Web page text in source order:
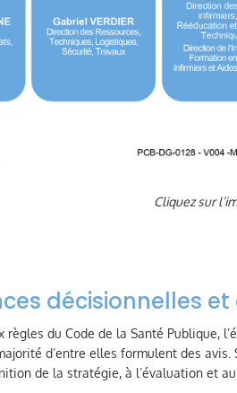
Cliquez sur
décisionnelles
règles du Code de la Santé Publique,
d’entre elles formulent des
de la stratégie, à l’évaluation et